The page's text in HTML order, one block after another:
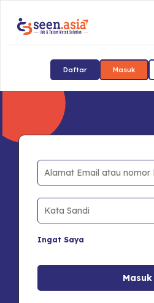
Daftar Masuk
Ingat Saya